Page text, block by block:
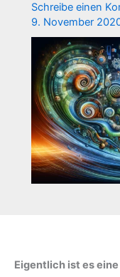
Schreibe einen
9. November
Eigentlich ist es